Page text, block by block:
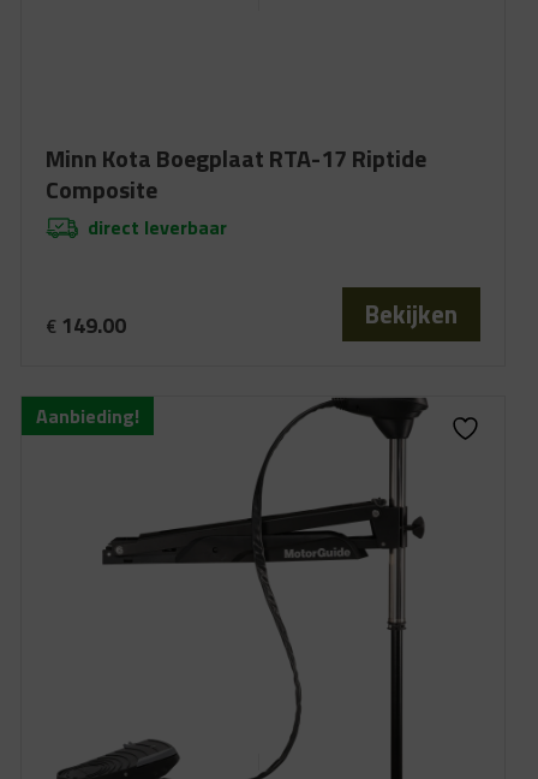
Minn Kota Boegplaat RTA-17 Riptide
Composite
direct leverbaar
€ 149.00 Bekijken
Aanbieding!